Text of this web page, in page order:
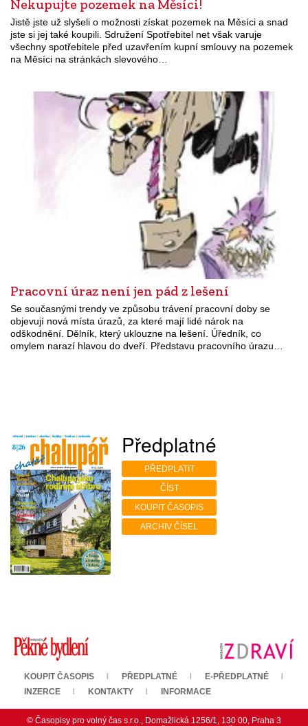
Nekupujte pozemek na Měsíci!
Jistě jste už slyšeli o možnosti získat pozemek na Měsíci a snad
jste si jej také koupili. Sdružení Spotřebitel net však varuje
všechny spotřebitele před uzavřením kupní smlouvy na pozemek
na Měsíci na stránkách slevového…
Pracovní úraz není jen pád z lešení
Se současnými trendy ve způsobu trávení pracovní doby se
objevují nová místa úrazů, za které mají lidé nárok na
odškodnění. Dělník, který uklouzne na lešení. Úředník, co
omylem narazí hlavou do dveří. Představu pracovního úrazu…
Předplatné
PŘEDPLATIT
ČÍST
KOUPIT ČASOPIS
ARCHIV ČÍSEL
KOUPIT ČASOPIS PŘEDPLATNÉ
E-PŘEDPLATNÉ
INZERCE
KONTAKTY INFORMACE
© Časopisy pro volný čas s.r.o., Domažlická 1256/1, 130 00, Praha 3